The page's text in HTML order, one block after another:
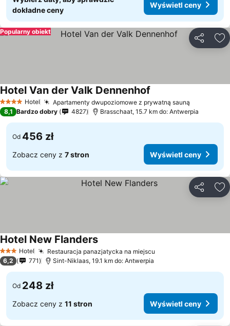
dokładne ceny
Wyświetl ceny
Popularny obiekt
4 KategoriaHotel Apartamenty dwupoziomowe z prywatną sauną
Hotel Van der Valk Dennenhof
8,1 Bardzo dobry 4827 Brasschaat, 15.7 km do: Antwerpia
Od 456 zł
Zobacz ceny z 7 stron Wyświetl ceny
3 Kategoria
Hotel Restauracja panazjatycka na miejscu
Hotel New Flanders
6,2 771 Sint-Niklaas, 19.1 km do: Antwerpia
Od 248 zł
Zobacz ceny z 11 stron Wyświetl ceny